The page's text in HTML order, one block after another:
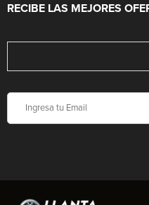
RECIBE LAS MEJORES